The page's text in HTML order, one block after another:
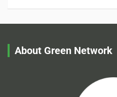
About Green Network